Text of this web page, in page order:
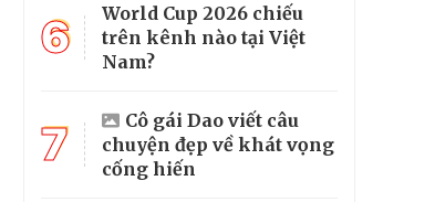
6
World Cup 2026 chiếu
trên kênh nào tại Việt
Nam?
7
Cô gái Dao viết câu
chuyện đẹp về khát vọng
cống hiến